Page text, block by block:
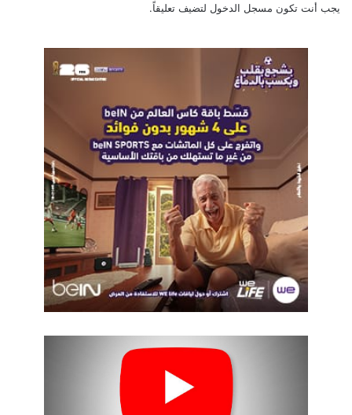
يجب أنت تكون مسجل الدخول لتضيف تعليقاً.